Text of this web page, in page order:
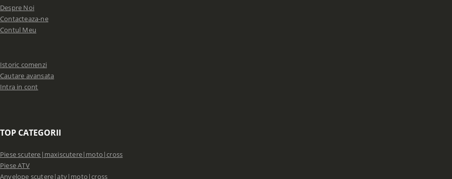
Despre Noi
Contacteaza-ne
Contul Meu
Istoric comenzi
Cautare avansata
Intra in cont
TOP CATEGORII
Piese scutere|maxiscutere|moto|cross
Piese ATV
Anvelope scutere|atv|moto|cross